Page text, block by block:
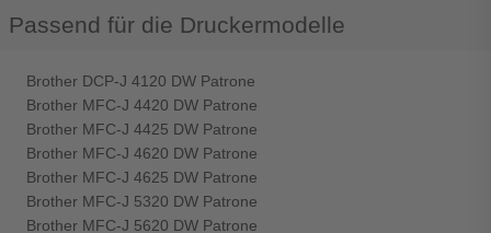
Passend für die Druckermodelle
Brother DCP-J 4120 DW Patrone
Brother MFC-J 4420 DW Patrone
Brother MFC-J 4425 DW Patrone
Brother MFC-J 4620 DW Patrone
Brother MFC-J 4625 DW Patrone
Brother MFC-J 5320 DW Patrone
Brother MFC-J 5620 DW Patrone